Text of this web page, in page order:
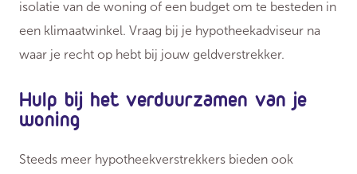
isolatie van de woning of een budget om te besteden in
een klimaatwinkel. Vraag bij je hypotheekadviseur na
waar je recht op hebt bij jouw geldverstrekker.
Hulp bij het verduurzamen van je
woning
Steeds meer hypotheekverstrekkers bieden ook